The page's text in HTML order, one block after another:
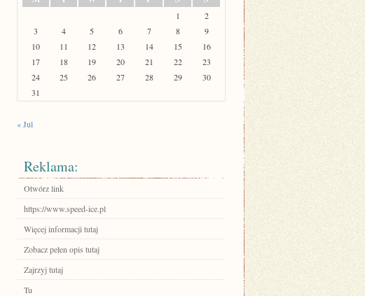
1
2
3
4 5 6 7 8
9
10
11 12 13 14 15
16
17
18 19 20 21 22
23
24
25 26 27 28 29
30
31
« Jul
Reklama:
Otwórz link
https://www.speed-ice.pl
Więcej informacji tutaj
Zobacz pełen opis tutaj
Zajrzyj tutaj
Tu